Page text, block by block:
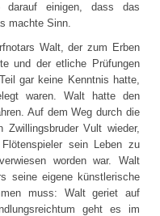
darauf einigen, dass das
machte Sinn.
Walt, der zum Erben
und der etliche Prüfungen
gar keine Kenntnis hatte,
waren. Walt hatte den
Auf dem Weg durch die
Zwillingsbruder Vult wieder,
sein Leben zu
worden war. Walt
seine eigene künstlerische
muss: Walt geriet auf
geht es im